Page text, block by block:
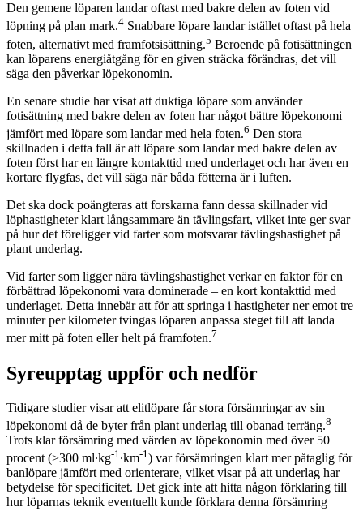
Den gemene löparen landar oftast med bakre delen av foten vid
löpning på plan mark.4 Snabbare löpare landar istället oftast på hela
foten, alternativt med framfotsisättning.5 Beroende på fotisättningen
kan löparens energiåtgång för en given sträcka förändras, det vill
säga den påverkar löpekonomin.
En senare studie har visat att duktiga löpare som använder
fotisättning med bakre delen av foten har något bättre löpekonomi
jämfört med löpare som landar med hela foten.6 Den stora
skillnaden i detta fall är att löpare som landar med bakre delen av
foten först har en längre kontakttid med underlaget och har även en
kortare flygfas, det vill säga när båda fötterna är i luften.
Det ska dock poängteras att forskarna fann dessa skillnader vid
löphastigheter klart långsammare än tävlingsfart, vilket inte ger svar
på hur det föreligger vid farter som motsvarar tävlingshastighet på
plant underlag.
Vid farter som ligger nära tävlingshastighet verkar en faktor för en
förbättrad löpekonomi vara dominerade – en kort kontakttid med
underlaget. Detta innebär att för att springa i hastigheter ner emot tre
minuter per kilometer tvingas löparen anpassa steget till att landa
mer mitt på foten eller helt på framfoten.7
Syreupptag uppför och nedför
Tidigare studier visar att elitlöpare får stora försämringar av sin
löpekonomi då de byter från plant underlag till obanad terräng.8
Trots klar försämring med värden av löpekonomin med över 50
procent (>300 ml∙kg-1 ∙km-1 ) var försämringen klart mer påtaglig för
banlöpare jämfört med orienterare, vilket visar på att underlag har
betydelse för specificitet. Det gick inte att hitta någon förklaring till
hur löparnas teknik eventuellt kunde förklara denna försämring